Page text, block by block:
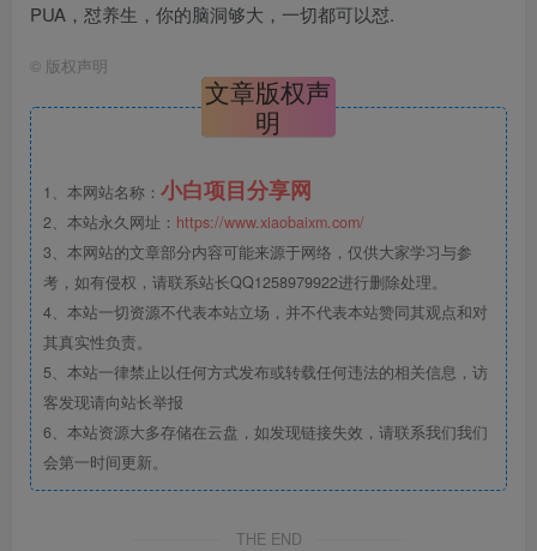
PUA，怼养生，你的脑洞够大，一切都可以怼.
© 版权声明
文章版权声
明
1、本网站名称： 小白项目分享网
2、本站永久网址： https://www.xiaobaixm.com/
3、本网站的文章部分内容可能来源于网络，仅供大家学习与参
考，如有侵权，请联系站长QQ1258979922进行删除处理。
4、本站一切资源不代表本站立场，并不代表本站赞同其观点和对
其真实性负责。
5、本站一律禁止以任何方式发布或转载任何违法的相关信息，访
客发现请向站长举报
6、本站资源大多存储在云盘，如发现链接失效，请联系我们我们
会第一时间更新。
THE END